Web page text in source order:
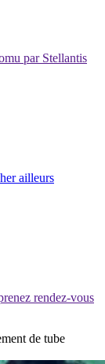
par Stellantis
ailleurs
rendez-vous
de tube